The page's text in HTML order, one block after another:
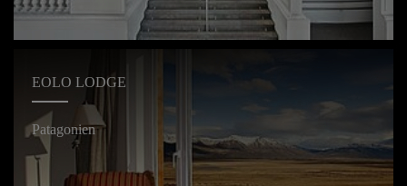
EOLO LODGE
Patagonien